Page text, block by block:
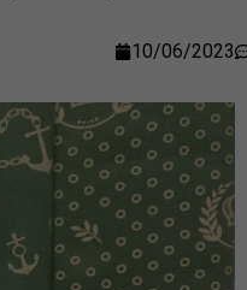
10/06/2023